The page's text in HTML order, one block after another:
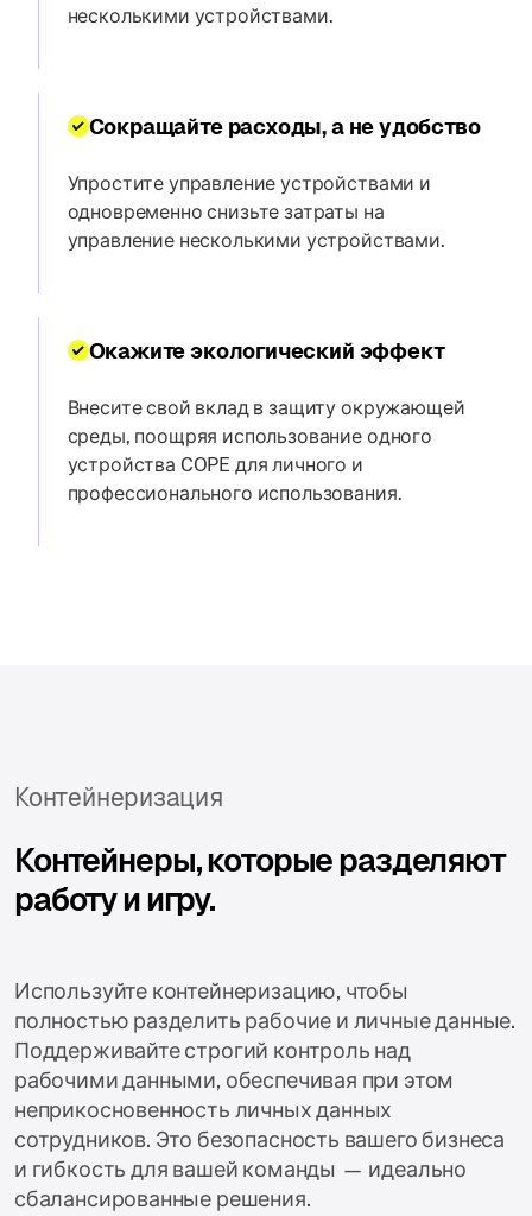
несколькими устройствами.
Сокращайте расходы, а не удобство
Упростите управление устройствами и
одновременно снизьте затраты на
управление несколькими устройствами.
Окажите экологический эффект
Внесите свой вклад в защиту окружающей
среды, поощряя использование одного
устройства COPE для личного и
профессионального использования.
Контейнеризация
Контейнеры, которые разделяют
работу и игру.
Используйте контейнеризацию, чтобы
полностью разделить рабочие и личные данные.
Поддерживайте строгий контроль над
рабочими данными, обеспечивая при этом
неприкосновенность личных данных
сотрудников. Это безопасность вашего бизнеса
и гибкость для вашей команды — идеально
сбалансированные решения.